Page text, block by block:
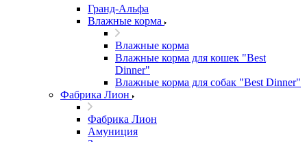
Гранд-Альфа
Влажные корма
Влажные корма
Влажные корма для кошек "Best
Dinner"
Влажные корма для собак "Best Dinner"
Фабрика Лион
Фабрика Лион
Амуниция